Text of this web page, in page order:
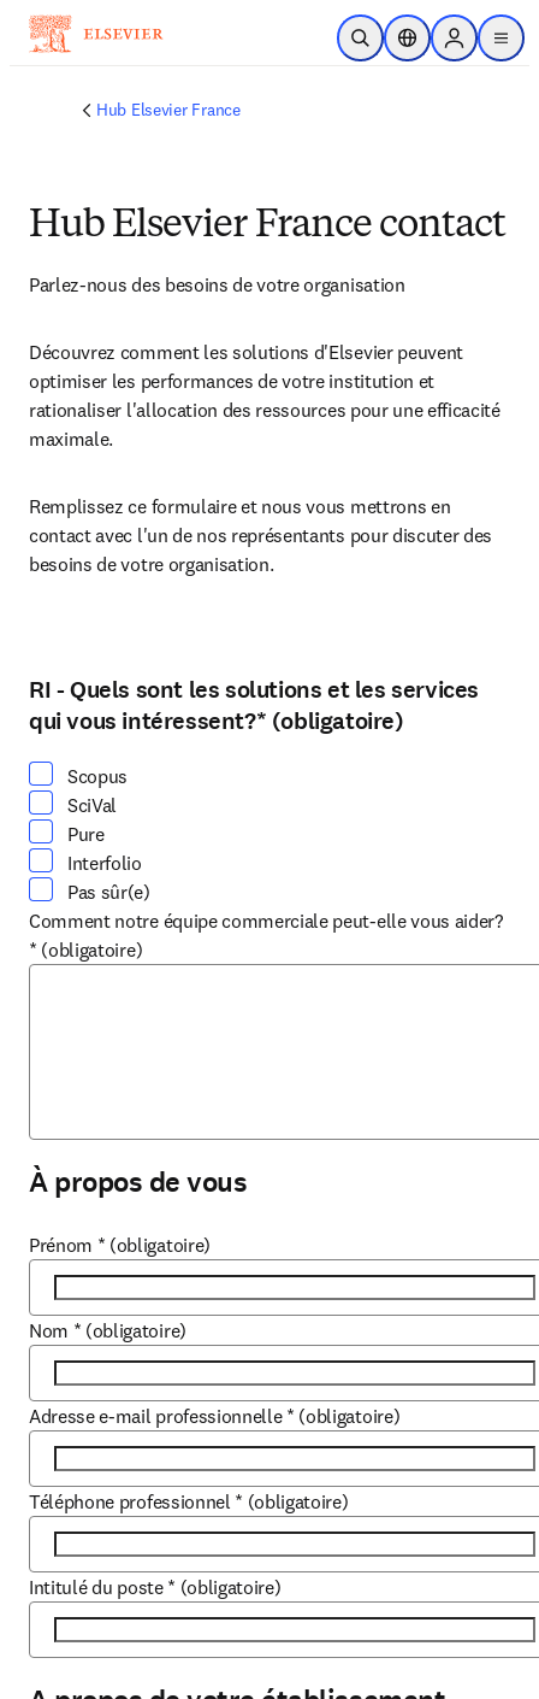
Passer au contenu principal
Ouvrir la recherche
Sélecteur de
Sign in to
menu
Hub Elsevier France
Hub Elsevier France contact
Parlez-nous des besoins de votre organisation
Découvrez comment les solutions d'Elsevier peuvent
optimiser les performances de votre institution et
rationaliser l'allocation des ressources pour une efficacité
maximale.
Remplissez ce formulaire et nous vous mettrons en
contact avec l'un de nos représentants pour discuter des
besoins de votre organisation.
Sélectionnez au moins une option
RI - Quels sont les solutions et les services
qui vous intéressent?* (obligatoire)
Scopus
SciVal
Pure
Interfolio
Pas sûr(e)
Comment notre équipe commerciale peut-elle vous aider?
* (obligatoire)
À propos de vous
Prénom * (obligatoire)
Nom * (obligatoire)
Adresse e-mail professionnelle * (obligatoire)
Téléphone professionnel * (obligatoire)
Intitulé du poste * (obligatoire)